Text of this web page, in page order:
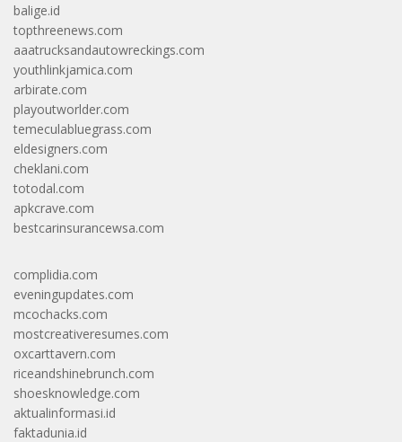
balige.id
topthreenews.com
aaatrucksandautowreckings.com
youthlinkjamica.com
arbirate.com
playoutworlder.com
temeculabluegrass.com
eldesigners.com
cheklani.com
totodal.com
apkcrave.com
bestcarinsurancewsa.com
complidia.com
eveningupdates.com
mcochacks.com
mostcreativeresumes.com
oxcarttavern.com
riceandshinebrunch.com
shoesknowledge.com
aktualinformasi.id
faktadunia.id